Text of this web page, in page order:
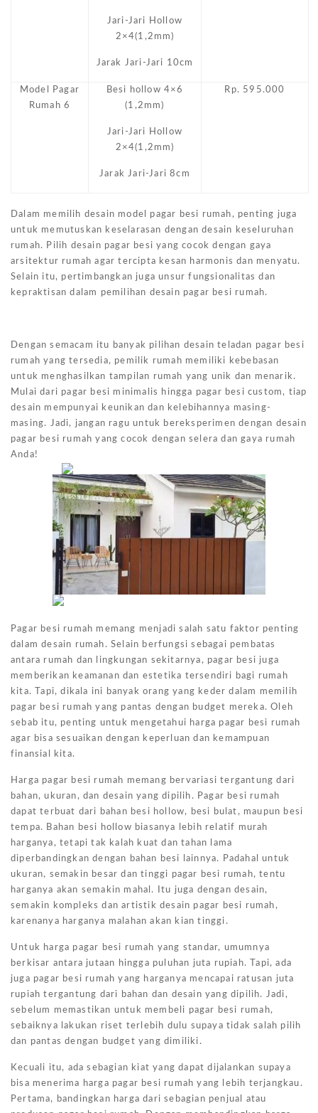
Jari-Jari Hollow
2×4(1,2mm)
Jarak Jari-Jari 10cm
Model Pagar
Rumah 6
Besi hollow 4×6
(1,2mm)
Jari-Jari Hollow
2×4(1,2mm)
Jarak Jari-Jari 8cm
Rp. 595.000
Dalam memilih desain model pagar besi rumah, penting juga
untuk memutuskan keselarasan dengan desain keseluruhan
rumah. Pilih desain pagar besi yang cocok dengan gaya
arsitektur rumah agar tercipta kesan harmonis dan menyatu.
Selain itu, pertimbangkan juga unsur fungsionalitas dan
kepraktisan dalam pemilihan desain pagar besi rumah.
Dengan semacam itu banyak pilihan desain teladan pagar besi
rumah yang tersedia, pemilik rumah memiliki kebebasan
untuk menghasilkan tampilan rumah yang unik dan menarik.
Mulai dari pagar besi minimalis hingga pagar besi custom, tiap
desain mempunyai keunikan dan kelebihannya masing-
masing. Jadi, jangan ragu untuk bereksperimen dengan desain
pagar besi rumah yang cocok dengan selera dan gaya rumah
Anda!
Pagar besi rumah memang menjadi salah satu faktor penting
dalam desain rumah. Selain berfungsi sebagai pembatas
antara rumah dan lingkungan sekitarnya, pagar besi juga
memberikan keamanan dan estetika tersendiri bagi rumah
kita. Tapi, dikala ini banyak orang yang keder dalam memilih
pagar besi rumah yang pantas dengan budget mereka. Oleh
sebab itu, penting untuk mengetahui harga pagar besi rumah
agar bisa sesuaikan dengan keperluan dan kemampuan
finansial kita.
Harga pagar besi rumah memang bervariasi tergantung dari
bahan, ukuran, dan desain yang dipilih. Pagar besi rumah
dapat terbuat dari bahan besi hollow, besi bulat, maupun besi
tempa. Bahan besi hollow biasanya lebih relatif murah
harganya, tetapi tak kalah kuat dan tahan lama
diperbandingkan dengan bahan besi lainnya. Padahal untuk
ukuran, semakin besar dan tinggi pagar besi rumah, tentu
harganya akan semakin mahal. Itu juga dengan desain,
semakin kompleks dan artistik desain pagar besi rumah,
karenanya harganya malahan akan kian tinggi.
Untuk harga pagar besi rumah yang standar, umumnya
berkisar antara jutaan hingga puluhan juta rupiah. Tapi, ada
juga pagar besi rumah yang harganya mencapai ratusan juta
rupiah tergantung dari bahan dan desain yang dipilih. Jadi,
sebelum memastikan untuk membeli pagar besi rumah,
sebaiknya lakukan riset terlebih dulu supaya tidak salah pilih
dan pantas dengan budget yang dimiliki.
Kecuali itu, ada sebagian kiat yang dapat dijalankan supaya
bisa menerima harga pagar besi rumah yang lebih terjangkau.
Pertama, bandingkan harga dari sebagian penjual atau